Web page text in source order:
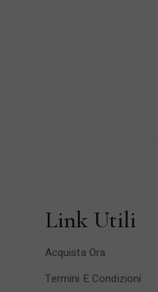
Link Utili
Acquista Ora
Termini E Condizioni